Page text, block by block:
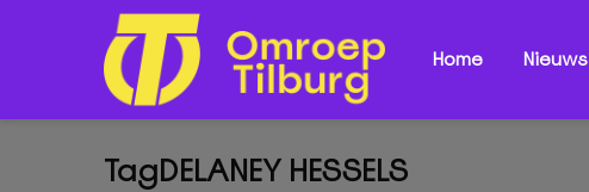
Home Nieuws
TagDELANEY HESSELS